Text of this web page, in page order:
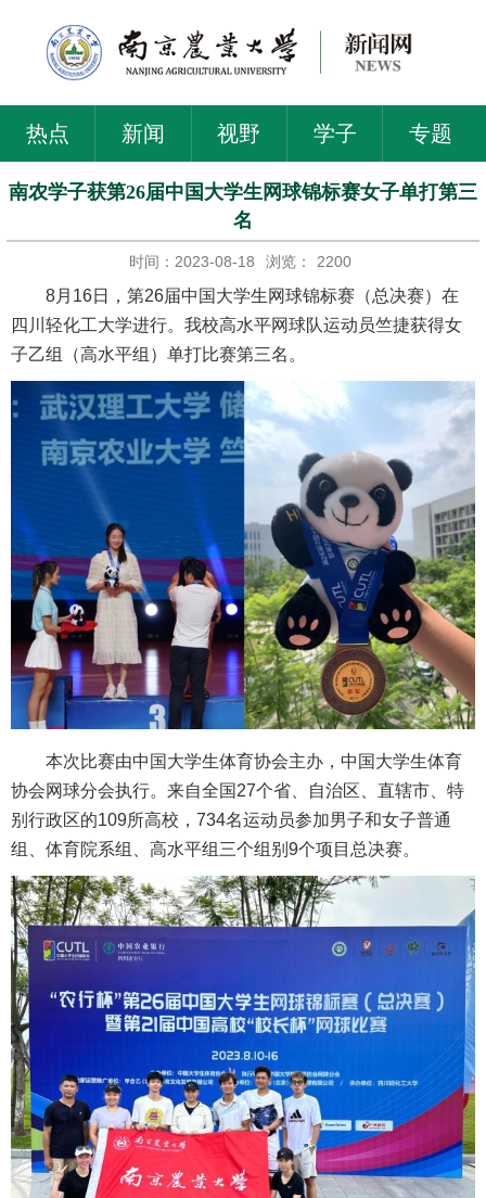
热点 新闻 视野 学子 专题
南农学子获第26届中国大学生网球锦标赛女子单打第三
名
时间：2023-08-18 浏览： 2200
8月16日，第26届中国大学生网球锦标赛（总决赛）在
四川轻化工大学进行。我校高水平网球队运动员竺捷获得女
子乙组（高水平组）单打比赛第三名。
本次比赛由中国大学生体育协会主办，中国大学生体育
协会网球分会执行。来自全国27个省、自治区、直辖市、特
别行政区的109所高校，734名运动员参加男子和女子普通
组、体育院系组、高水平组三个组别9个项目总决赛。